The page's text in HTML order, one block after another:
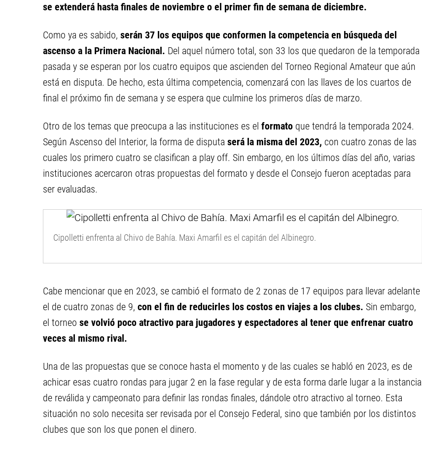
se extenderá hasta finales de noviembre o el primer fin de semana de diciembre.
Como ya es sabido, serán 37 los equipos que conformen la competencia en búsqueda del
ascenso a la Primera Nacional. Del aquel número total, son 33 los que quedaron de la temporada
pasada y se esperan por los cuatro equipos que ascienden del Torneo Regional Amateur que aún
está en disputa. De hecho, esta última competencia, comenzará con las llaves de los cuartos de
final el próximo fin de semana y se espera que culmine los primeros días de marzo.
Otro de los temas que preocupa a las instituciones es el formato que tendrá la temporada 2024.
Según Ascenso del Interior, la forma de disputa será la misma del 2023, con cuatro zonas de las
cuales los primero cuatro se clasifican a play off. Sin embargo, en los últimos días del año, varias
instituciones acercaron otras propuestas del formato y desde el Consejo fueron aceptadas para
ser evaluadas.
Cipolletti enfrenta al Chivo de Bahía. Maxi Amarfil es el capitán del Albinegro.
Cabe mencionar que en 2023, se cambió el formato de 2 zonas de 17 equipos para llevar adelante
el de cuatro zonas de 9, con el fin de reducirles los costos en viajes a los clubes. Sin embargo,
el torneo se volvió poco atractivo para jugadores y espectadores al tener que enfrenar cuatro
veces al mismo rival.
Una de las propuestas que se conoce hasta el momento y de las cuales se habló en 2023, es de
achicar esas cuatro rondas para jugar 2 en la fase regular y de esta forma darle lugar a la instancia
de reválida y campeonato para definir las rondas finales, dándole otro atractivo al torneo. Esta
situación no solo necesita ser revisada por el Consejo Federal, sino que también por los distintos
clubes que son los que ponen el dinero.